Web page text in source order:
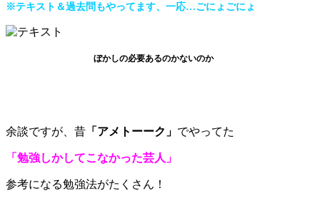
※テキスト＆過去問もやってます、一応…ごにょごにょ
ぼかしの必要あるのかないのか
余談ですが、昔 「アメトーーク」 でやってた
「勉強しかしてこなかった芸人」
参考になる勉強法がたくさん！